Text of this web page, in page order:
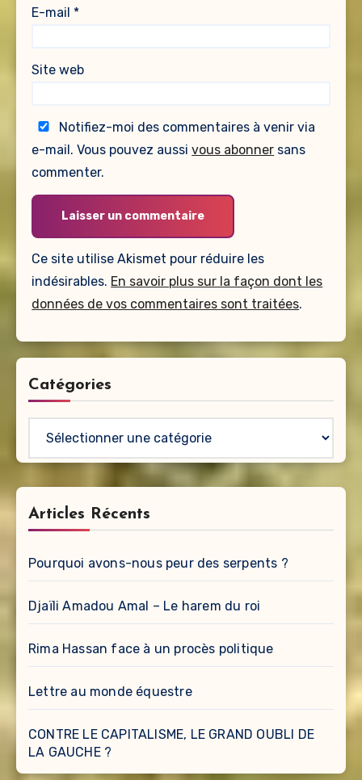
E-mail *
Site web
Notifiez-moi des commentaires à venir via
e-mail. Vous pouvez aussivous abonner sans
commenter.
Ce site utilise Akismet pour réduire les
indésirables. En savoir plus sur la façon dont les
données de vos commentaires sont traitées.
Catégories
Articles Récents
Pourquoi avons-nous peur des serpents ?
Djaïli Amadou Amal – Le harem du roi
Rima Hassan face à un procès politique
Lettre au monde équestre
CONTRE LE CAPITALISME, LE GRAND OUBLI DE
LA GAUCHE ?